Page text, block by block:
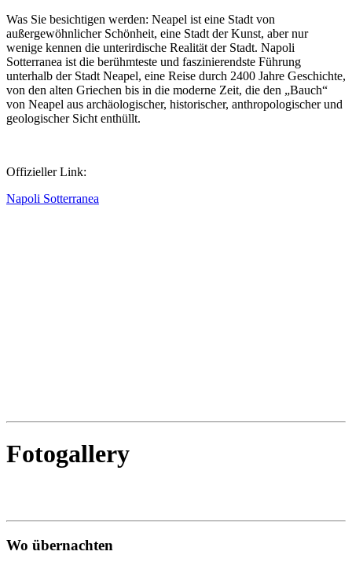
Was Sie besichtigen werden: Neapel ist eine Stadt von
außergewöhnlicher Schönheit, eine Stadt der Kunst, aber nur
wenige kennen die unterirdische Realität der Stadt. Napoli
Sotterranea ist die berühmteste und faszinierendste Führung
unterhalb der Stadt Neapel, eine Reise durch 2400 Jahre Geschichte,
von den alten Griechen bis in die moderne Zeit, die den „Bauch“
von Neapel aus archäologischer, historischer, anthropologischer und
geologischer Sicht enthüllt.
Offizieller Link:
Napoli Sotterranea
Fotogallery
Wo übernachten